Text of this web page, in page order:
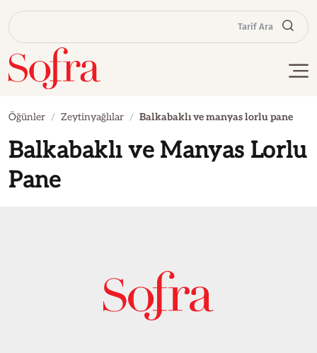
Tarif Ara
Öğünler Zeytinyağlılar Balkabaklı ve manyas lorlu pane
Balkabaklı ve Manyas Lorlu
Pane